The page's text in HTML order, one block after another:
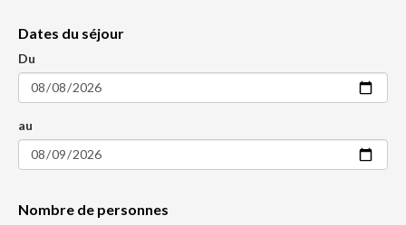
Dates du séjour
Du
au
Nombre de personnes